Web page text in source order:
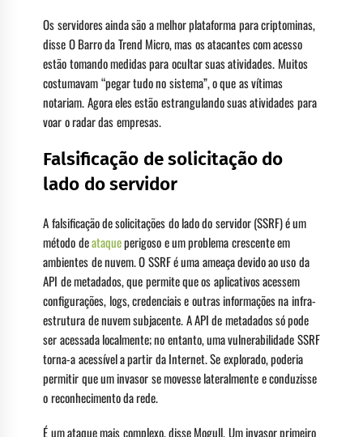
Os servidores ainda são a melhor plataforma para criptominas,
disse O Barro da Trend Micro, mas os atacantes com acesso
estão tomando medidas para ocultar suas atividades. Muitos
costumavam “pegar tudo no sistema”, o que as vítimas
notariam. Agora eles estão estrangulando suas atividades para
voar o radar das empresas.
Falsificação de solicitação do
lado do servidor
A falsificação de solicitações do lado do servidor (SSRF) é um
método deataqueperigoso e um problema crescente em
ambientes de nuvem. O SSRF é uma ameaça devido ao uso da
API de metadados, que permite que os aplicativos acessem
configurações, logs, credenciais e outras informações na infra-
estrutura de nuvem subjacente. A API de metadados só pode
ser acessada localmente; no entanto, uma vulnerabilidade SSRF
torna-a acessível a partir da Internet. Se explorado, poderia
permitir que um invasor se movesse lateralmente e conduzisse
o reconhecimento da rede.
É um ataque mais complexo, disse Mogull. Um invasor primeiro